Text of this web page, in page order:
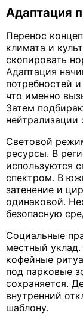
Адаптация
Перенос
климата и
скопировать
Адаптация
потребностей
что именно
Затем
нейтрализации
Световой
ресурсы. В
используются
спектром. В
затенение и
одинаковой.
безопасную
Социальные
местный
кофейные
под парковые
сохраняется.
внутренний
шаблону.